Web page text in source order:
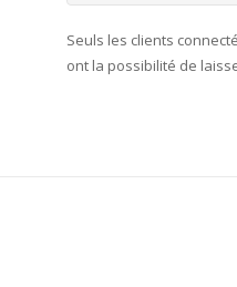
Seuls les clients
ont la possibilité de